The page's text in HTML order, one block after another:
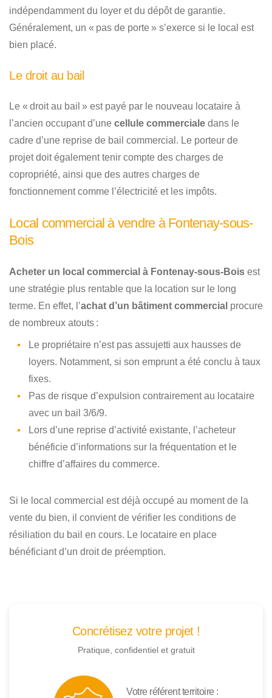
indépendamment du loyer et du dépôt de garantie.
Généralement, un « pas de porte » s’exerce si le local est
bien placé.
Le droit au bail
Le « droit au bail » est payé par le nouveau locataire à
l’ancien occupant d’une cellule commerciale dans le
cadre d’une reprise de bail commercial. Le porteur de
projet doit également tenir compte des charges de
copropriété, ainsi que des autres charges de
fonctionnement comme l’électricité et les impôts.
Local commercial à vendre à Fontenay-sous-
Bois
Acheter un local commercial à Fontenay-sous-Bois est
une stratégie plus rentable que la location sur le long
terme. En effet, l’achat d’un bâtiment commercial procure
de nombreux atouts :
Le propriétaire n’est pas assujetti aux hausses de
loyers. Notamment, si son emprunt a été conclu à taux
fixes.
Pas de risque d’expulsion contrairement au locataire
avec un bail 3/6/9.
Lors d’une reprise d’activité existante, l’acheteur
bénéficie d’informations sur la fréquentation et le
chiffre d’affaires du commerce.
Si le local commercial est déjà occupé au moment de la
vente du bien, il convient de vérifier les conditions de
résiliation du bail en cours. Le locataire en place
bénéficiant d’un droit de préemption.
Concrétisez votre projet !
Pratique, confidentiel et gratuit
Votre référent territoire :